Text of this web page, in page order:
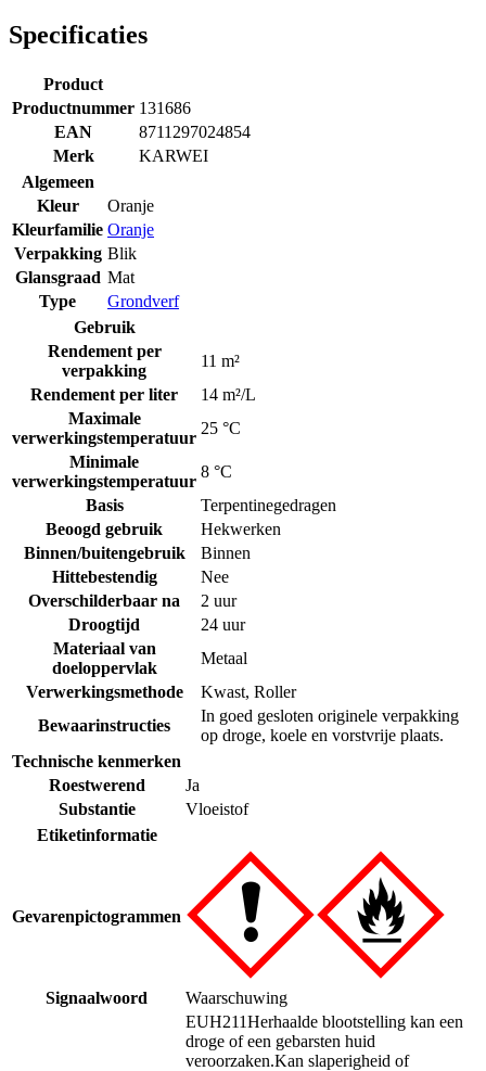
Specificaties
Product
Productnummer 131686
EAN
8711297024854
Merk
KARWEI
Algemeen
Kleur
Oranje
Kleurfamilie Oranje
Verpakking Blik
Glansgraad Mat
Type
Grondverf
Gebruik
Rendement per
verpakking
11 m²
Rendement per liter
14 m²/L
Maximale
verwerkingstemperatuur
25 °C
Minimale
verwerkingstemperatuur
8 °C
Basis
Terpentinegedragen
Beoogd gebruik
Hekwerken
Binnen/buitengebruik
Binnen
Hittebestendig
Nee
Overschilderbaar na
2 uur
Droogtijd
24 uur
Materiaal van
doeloppervlak
Metaal
Verwerkingsmethode
Kwast, Roller
Bewaarinstructies
In goed gesloten originele verpakking
op droge, koele en vorstvrije plaats.
Technische kenmerken
Roestwerend
Ja
Substantie
Vloeistof
Etiketinformatie
Gevarenpictogrammen
Signaalwoord
Waarschuwing
EUH211Herhaalde blootstelling kan een
droge of een gebarsten huid
veroorzaken.Kan slaperigheid of